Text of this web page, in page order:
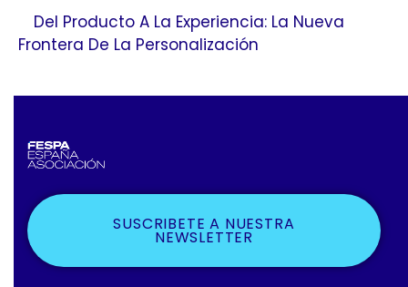
Del Producto A La Experiencia: La Nueva
Frontera De La Personalización
SUSCRIBETE A NUESTRA
NEWSLETTER